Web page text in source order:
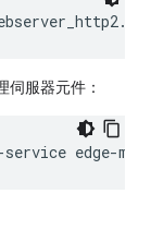
伺服器元件：
service edge-